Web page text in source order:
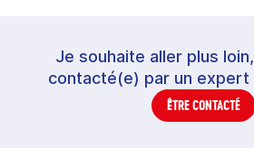
Je souhaite aller plus
contacté(e) par un
ÊTRE CONTACTÉ